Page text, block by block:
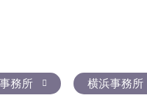
務所 横浜事務所